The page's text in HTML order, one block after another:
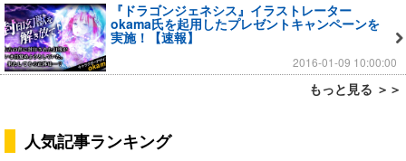
『ドラゴンジェネシス』イラストレーター
okama氏を起用したプレゼントキャンペーンを
実施！【速報】
2016-01-09 10:00:00
もっと見る ＞＞
人気記事ランキング